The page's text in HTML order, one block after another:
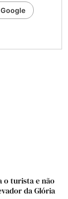
o turista e não
da Glória